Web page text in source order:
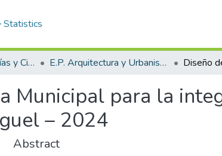
Statistics
Facultad de Ingenierías y Ciencias Puras E.P. Arquitectura y Urbanismo
Municipal para la
– 2024
Abstract